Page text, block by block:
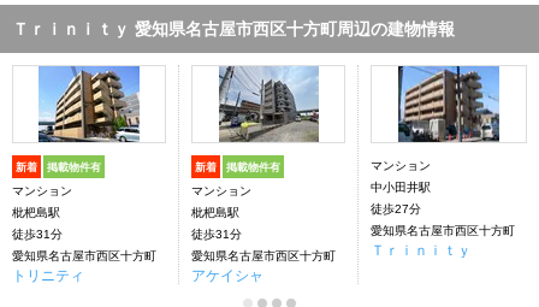
Ｔｒｉｎｉｔｙ 愛知県名古屋市西区十方町周辺の建物情報
新着 掲載物件有
マンション
枇杷島駅
徒歩31分
愛知県名古屋市西区十方町
トリニティ
新着 掲載物件有
マンション
枇杷島駅
徒歩31分
愛知県名古屋市西区十方町
アケイシャ
マンション
中小田井駅
徒歩27分
愛知県名古屋市西区十方町
Ｔｒｉｎｉｔｙ